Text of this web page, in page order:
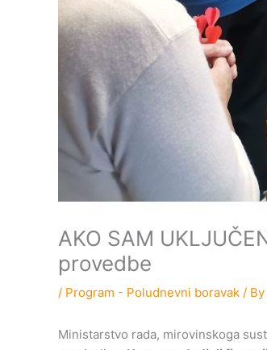
AKO SAM
provedbe
/ Program - Poludnevni boravak / By
Ministarstvo rada, mirovinskoga